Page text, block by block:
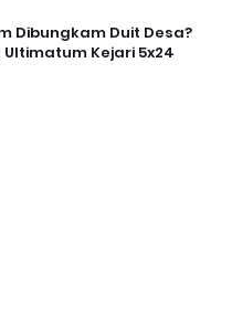
Dibungkam Duit Desa?
Ultimatum Kejari 5x24